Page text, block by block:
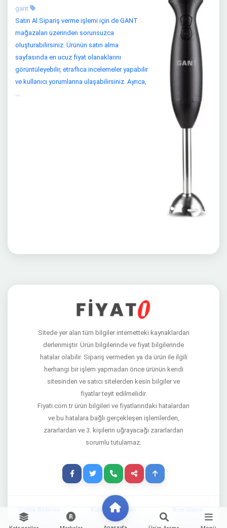
gant
Satın Al Sipariş verme işlemi için de GANT
mağazaları üzerinden sorunsuzca
oluşturabilirsiniz. Ürünün satın alma
sayfasında en ucuz fiyat olanaklarını
görüntüleyebilir, etraflıca incelemeler yapabilir
ve kullanıcı yorumlarına ulaşabilirsiniz. Ayrıca,
Sitede yer alan tüm bilgiler internetteki kaynaklardan
derlenmiştir. Ürün bilgilerinde ve fiyat bilgilerinde
hatalar olabilir. Sipariş vermeden ya da ürün ile ilgili
herhangi bir işlem yapmadan önce ürünün kendi
sitesinden ve satıcı sitelerden kesin bilgiler ve
fiyatlar teyit edilmelidir.
Fiyati.com.tr ürün bilgileri ve fiyatlarındaki hatalardan
ve bu hatalara bağlı gerçekleşen işlemlerden,
zararlardan ve 3. kişilerin uğrayacağı zararlardan
sorumlu tutulamaz.
Gizlilik Bildirimi Kullanım Şartları Bize Ulaşın